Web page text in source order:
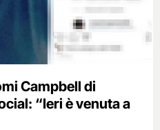
Campbell di
“Ieri è venuta a